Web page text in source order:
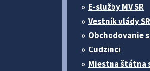
E-služby MV SR
Vestník vlády SR
Obchodovanie
Cudzinci
Miestna štátna